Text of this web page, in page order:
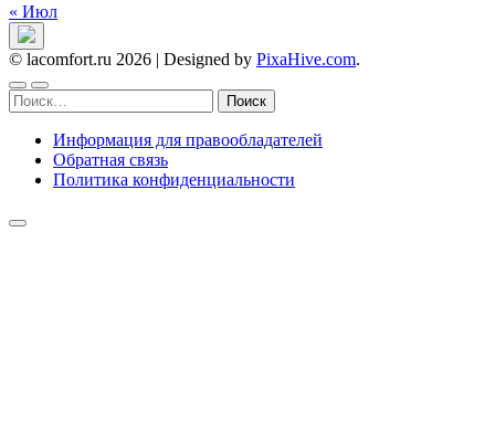
« Июл
© lacomfort.ru 2026 | Designed by PixaHive.com.
Найти:
Информация для правообладателей
Обратная связь
Политика конфиденциальности